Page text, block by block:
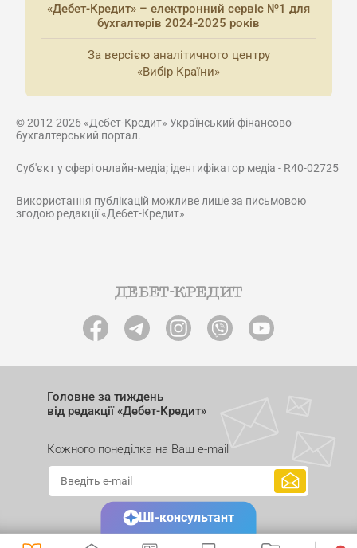
«Дебет-Кредит» – електронний сервіс №1 для
бухгалтерів 2024-2025 років
За версією аналітичного центру
«Вибір Країни»
© 2012-2026 «Дебет-Кредит» Український фінансово-
бухгалтерський портал.
Суб'єкт у сфері онлайн-медіа; ідентифікатор медіа - R40-02725
Використання публікацій можливе лише за письмовою
згодою редакції «Дебет-Кредит»
Головне за тиждень
від редакції «Дебет-Кредит»
Кожного понеділка на Ваш e-mail
ШІ-консультант